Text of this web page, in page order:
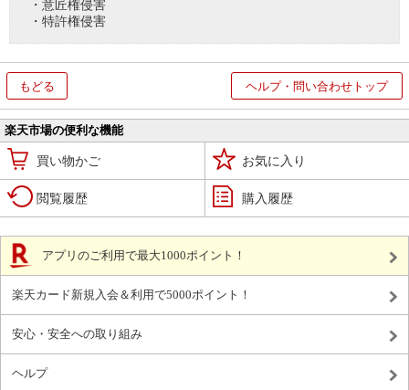
・意匠権侵害
・特許権侵害
もどる ヘルプ・問い合わせトップ
楽天市場の便利な機能
買い物かご お気に入り
閲覧履歴 購入履歴
アプリのご利用で最大1000ポイント！
楽天カード新規入会＆利用で5000ポイント！
安心・安全への取り組み
ヘルプ